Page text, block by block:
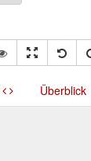
Überblick